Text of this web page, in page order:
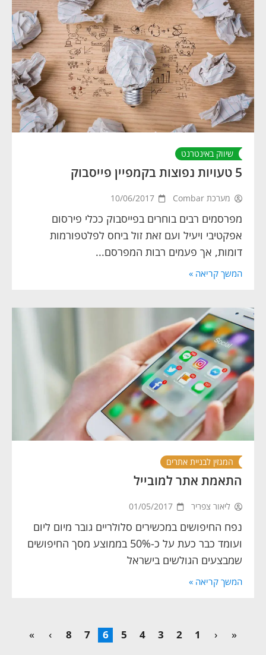
שיווק באינטרנט
5 טעויות נפוצות בקמפיין פייסבוק
מערכת Combar 10/06/2017
מפרסמים רבים בוחרים בפייסבוק ככלי פירסום
אפקטיבי ויעיל ועם זאת זול ביחס לפלטפורמות
דומות, אך פעמים רבות המפרסם...
המשך קריאה »
המגזין לבניית אתרים
התאמת אתר למובייל
ליאור צפריר 01/05/2017
נפח החיפושים במכשירים סלולריים גובר מיום ליום
ועומד כבר כעת על כ-50% בממוצע מסך החיפושים
שמבצעים הגולשים בישראל
המשך קריאה »
«
‹
1
2
3
4
5
6
7
8
›
»